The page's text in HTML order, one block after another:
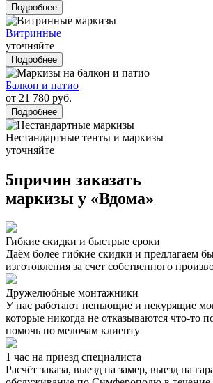
Подробнее
Витринные
уточняйте
Подробнее
Балкон и патио
от 21 780 руб.
Подробнее
Нестандартные тенты и маркизы
уточняйте
5причин заказать
маркизы у «Вдома»
Гибкие скидки и быстрые сроки
Даём более гибкие скидки и предлагаем
изготовления за счет собственного
Дружелюбные монтажники
У нас работают непьющие и некурящие
которые никогда не отказываются что-то
помочь по мелочам клиенту
1 час на приезд специалиста
Расчёт заказа, выезд на замер, выезд на